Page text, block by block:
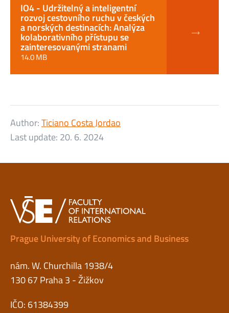
IO4 - Udržitelný a inteligentní
rozvoj cestovního ruchu v českých
a norských destinacích: Analýza
kolaborativního přístupu se
zainteresovanými stranami
14.0 MB
Author:Ticiano Costa Jordao
Last update: 20. 6. 2024
Prague University of Economics and Business
nám. W. Churchilla 1938/4
130 67 Praha 3 - Žižkov
IČO: 61384399